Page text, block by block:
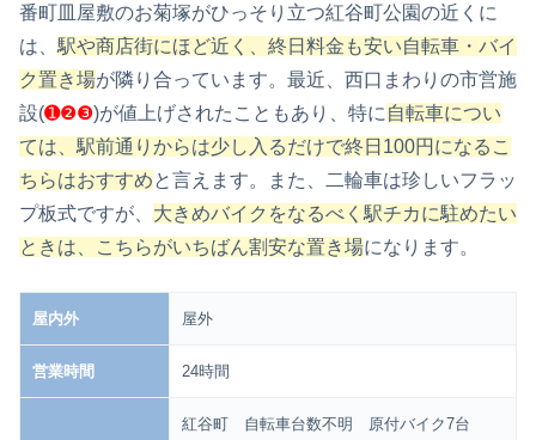
❽
番町皿屋敷のお菊塚がひっそり立つ紅谷町公園の近くに
は、駅や商店街にほど近く、終日料金も安い自転車・バイ
ク置き場が隣り合っています。最近、西口まわりの市営施
設(➊❷❸)が値上げされたこともあり、特に自転車につい
ては、駅前通りからは少し入るだけで終日100円になるこ
ちらはおすすめと言えます。また、二輪車は珍しいフラッ
プ板式ですが、 大きめバイクをなるべく駅チカに駐めたい
ときは、こちらがいちばん割安な置き場になります。
屋内外 屋外
営業時間 24時間
紅谷町 自転車台数不明 原付バイク7台